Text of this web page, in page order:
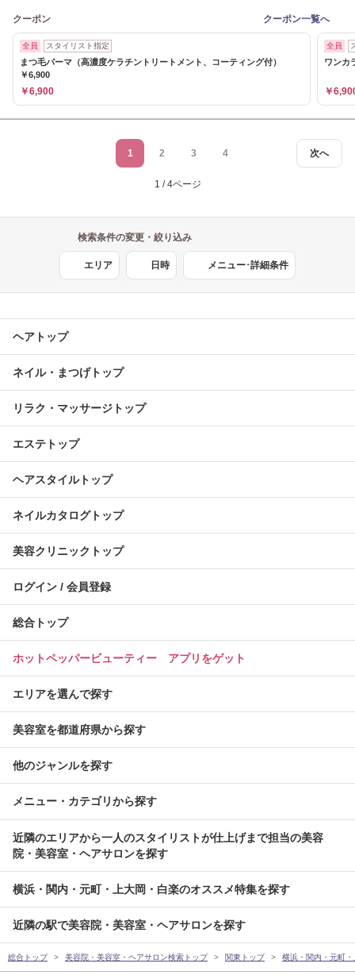
クーポン クーポン一覧へ
全員 スタイリスト指定
まつ毛パーマ（高濃度ケラチントリートメント、コーティング付）
￥6,900
￥6,900
全員
ワンカ
￥
次へ
1 2 3 4
1 / 4ページ
検索条件の変更・絞り込み
エリア 日時 メニュー･詳細条件
ヘアトップ
ネイル・まつげトップ
リラク・マッサージトップ
エステトップ
ヘアスタイルトップ
ネイルカタログトップ
美容クリニックトップ
ログイン / 会員登録
総合トップ
ホットペッパービューティー アプリをゲット
エリアを選んで探す
美容室を都道府県から探す
他のジャンルを探す
メニュー・カテゴリから探す
近隣のエリアから一人のスタイリストが仕上げまで担当の美容
院・美容室・ヘアサロンを探す
横浜・関内・元町・上大岡・白楽のオススメ特集を探す
近隣の駅で美容院・美容室・ヘアサロンを探す
総合トップ 美容院・美容室・ヘアサロン検索トップ 関東トップ 横浜・関内・元町